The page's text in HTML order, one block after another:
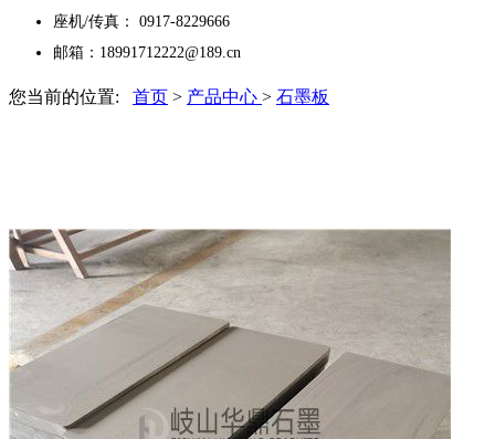
座机/传真： 0917-8229666
邮箱：18991712222@189.cn
您当前的位置: 首页 > 产品中心 > 石墨板